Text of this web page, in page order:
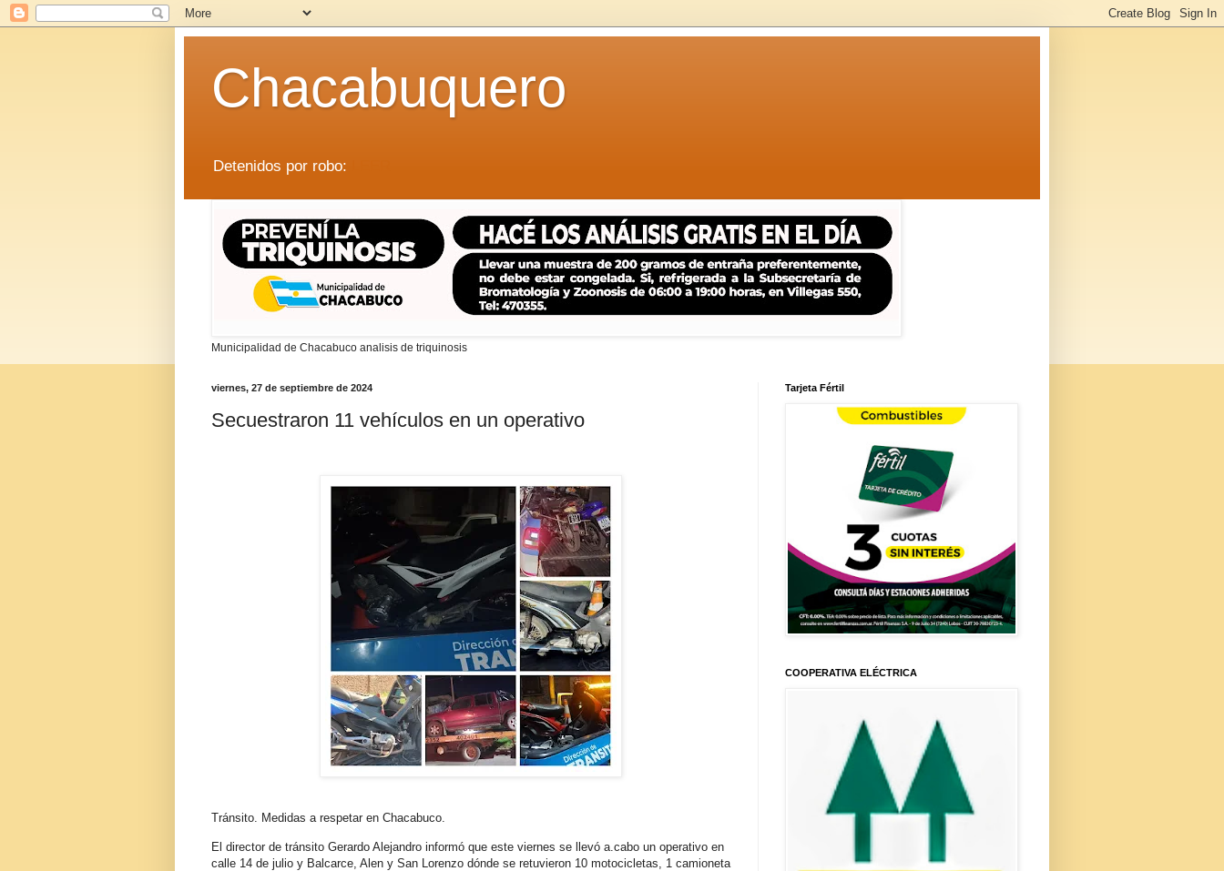
Chacabuquero
Detenidos por robo:
Municipalidad de Chacabuco analisis de triquinosis
viernes, 27 de septiembre de 2024
Secuestraron 11 vehículos en un operativo
Tránsito. Medidas a respetar en Chacabuco.
El director de tránsito Gerardo Alejandro informó que este viernes se llevó a.cabo un operativo en
calle 14 de julio y Balcarce, Alen y San Lorenzo dónde se retuvieron 10 motocicletas, 1 camioneta
Tarjeta Fértil
COOPERATIVA ELÉCTRICA